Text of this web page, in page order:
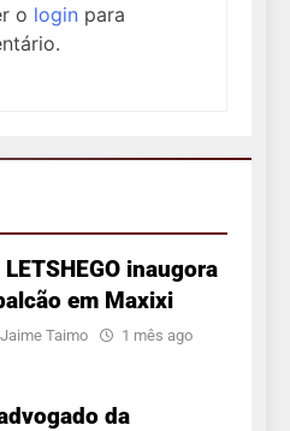
o login para
inaugora
em Maxixi
Taimo 1 mês ago
da